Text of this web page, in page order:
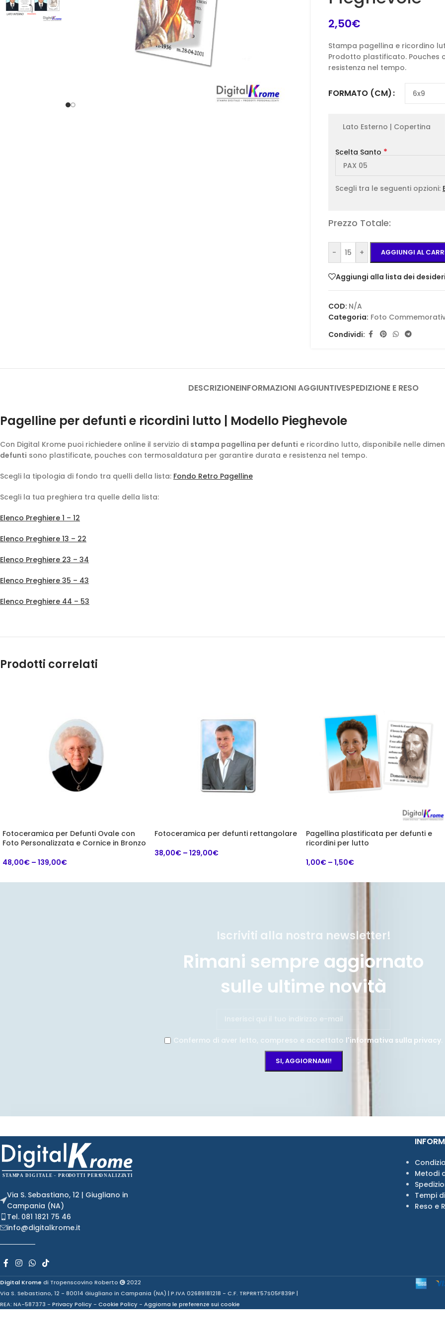
2,50€
Stampa pagellina e ricordino
Prodotto plastificato.
resistenza nel tempo.
FORMATO (CM)
Lato Esterno | Copertina
Scelta Santo *
Scegli tra le seguenti opzioni:
Prezzo Totale:
- + AGGIUNGI AL
Aggiungi alla lista dei desideri
COD: N/A
Categoria: Foto
Condividi:
DESCRIZIONEINFORMAZIONI AGGIUNTIVESPEDIZIONE E RESO
Pagelline per defunti e ricordini lutto | Modello Pieghevole
Con Digital Krome puoi richiedere online il servizio di stampa pagellina per defunti e ricordino lutto, disponibile nelle
defunti sono plastificate, pouches con termosaldatura per garantire durata e resistenza nel tempo.
Scegli la tipologia di fondo tra quelli della lista: Fondo Retro Pagelline
Scegli la tua preghiera tra quelle della lista:
Elenco Preghiere 1 – 12
Elenco Preghiere 13 – 22
Elenco Preghiere 23 – 34
Elenco Preghiere 35 – 43
Elenco Preghiere 44 – 53
Prodotti correlati
Fotoceramica per Defunti Ovale con
Foto Personalizzata e Cornice in Bronzo
48,00€ – 139,00€
Fotoceramica per defunti rettangolare
38,00€– 129,00€
Pagellina plastificata per defunti e
ricordini per lutto
1,00€ – 1,50€
Iscriviti alla nostra newsletter!
Rimani sempre aggiornato
sulle ultime novità
Confermo di aver letto, compreso e accettato l'informativa sulla privacy.
Via S. Sebastiano, 12 | Giugliano in
Campania (NA)
Tel. 081 1821 75 46
info@digitalkrome.it
Metodi
Tempi
Reso e
Digital Krome di Tropenscovino Roberto
2022
Via S. Sebastiano, 12 - 80014 Giugliano in Campania (NA) | P.IVA 02689181218 - C.F. TRPRRT57S05F839P |
REA: NA-587373 - Privacy Policy - Cookie Policy - Aggiorna le preferenze sui cookie